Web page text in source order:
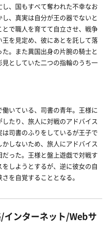
、国もすべて奪われた不幸なお
、真実は自分が王の器でないと
で職人を育てて自立させ、戦争
を見定め、彼にあとを託して落
。また異国出身の片腕の騎士と
としていた二つの指輪のうち一
いている、司書の青年。王様に
たり、旅人に対戦のアドバイス
司書のふりをしているが王子で
しないため、旅人にアドバイス
った。王様と盤上遊戯で対戦す
しようとするが、逆に彼女の自
を自覚することとなる。
ンターネット/Webサ